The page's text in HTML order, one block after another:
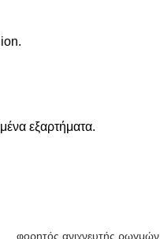
εξαρτήματα.
φορητός ανιχνευτής ρωγμών